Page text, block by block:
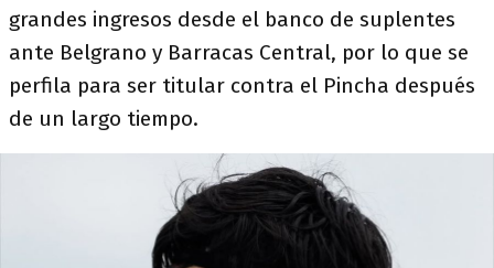
grandes ingresos desde el banco de suplentes
ante Belgrano y Barracas Central, por lo que se
perfila para ser titular contra el Pincha después
de un largo tiempo.